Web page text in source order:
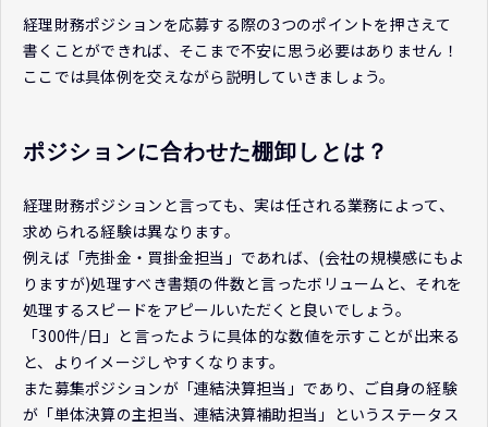
経理財務ポジションを応募する際の3つのポイントを押さえて
書くことができれば、そこまで不安に思う必要はありません！
ここでは具体例を交えながら説明していきましょう。
ポジションに合わせた棚卸しとは？
経理財務ポジションと言っても、実は任される業務によって、
求められる経験は異なります。
例えば「売掛金・買掛金担当」であれば、(会社の規模感にもよ
りますが)処理すべき書類の件数と言ったボリュームと、それを
処理するスピードをアピールいただくと良いでしょう。
「300件/日」と言ったように具体的な数値を示すことが出来る
と、よりイメージしやすくなります。
また募集ポジションが「連結決算担当」であり、ご自身の経験
が「単体決算の主担当、連結決算補助担当」というステータス